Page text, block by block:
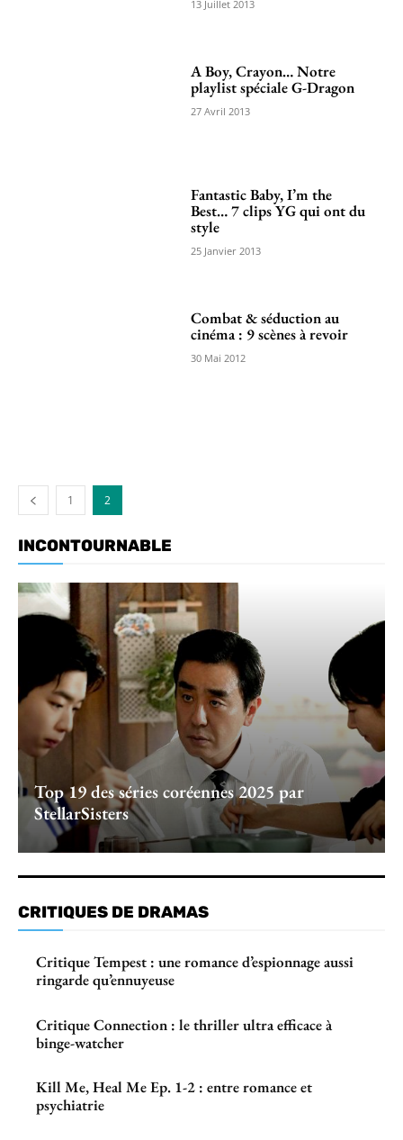
13 Juillet 2013
A Boy, Crayon… Notre
playlist spéciale G-Dragon
27 Avril 2013
Fantastic Baby, I’m the
Best… 7 clips YG qui ont du
style
25 Janvier 2013
Combat & séduction au
cinéma : 9 scènes à revoir
30 Mai 2012
1 2
INCONTOURNABLE
Top 19 des séries coréennes 2025 par
StellarSisters
CRITIQUES DE DRAMAS
Critique Tempest : une romance d’espionnage aussi
ringarde qu’ennuyeuse
Critique Connection : le thriller ultra efficace à
binge-watcher
Kill Me, Heal Me Ep. 1-2 : entre romance et
psychiatrie